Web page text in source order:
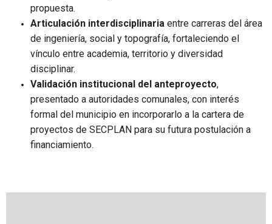
propuesta.
Articulación interdisciplinaria entre carreras del área
de ingeniería, social y topografía, fortaleciendo el
vínculo entre academia, territorio y diversidad
disciplinar.
Validación institucional del anteproyecto,
presentado a autoridades comunales, con interés
formal del municipio en incorporarlo a la cartera de
proyectos de SECPLAN para su futura postulación a
financiamiento.